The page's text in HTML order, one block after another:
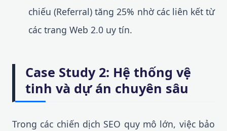
chiếu (Referral) tăng 25% nhờ các liên kết từ
các trang Web 2.0 uy tín.
Case Study 2: Hệ thống vệ
tinh và dự án chuyên sâu
Trong các chiến dịch SEO quy mô lớn, việc bảo